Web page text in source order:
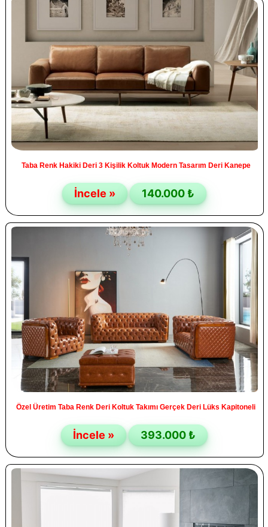
Taba Renk Hakiki Deri 3 Kişilik Koltuk Modern Tasarım Deri Kanepe
İncele » 140.000 ₺
Özel Üretim Taba Renk Deri Koltuk Takımı Gerçek Deri Lüks Kapitoneli
İncele » 393.000 ₺